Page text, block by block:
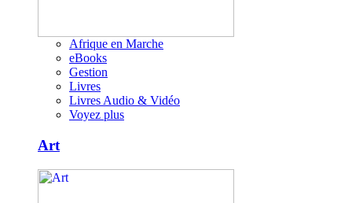
Afrique en Marche
eBooks
Gestion
Livres
Livres Audio & Vidéo
Voyez plus
Art